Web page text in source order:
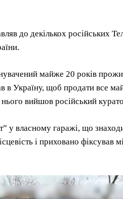
до декількох російських
майже 20 років
в Україну, щоб продати все
вийшов російський
власному гаражі, що
і приховано фіксував